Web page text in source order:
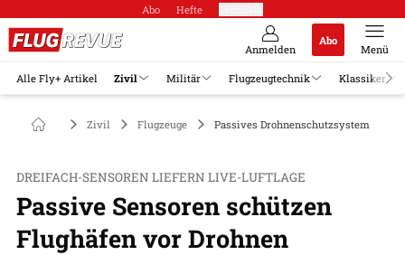
Abo Hefte
Anmelden
Abo
Menü
Alle Fly+ Artikel Zivil Militär Flugzeugtechnik Klassiker
Zivil Flugzeuge Passives Drohnenschutzsystem
DREIFACH-SENSOREN LIEFERN LIVE-LUFTLAGE
Passive Sensoren schützen
Flughäfen vor Drohnen